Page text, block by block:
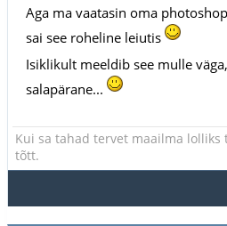
Aga ma vaatasin oma
sai see roheline leiutis
Isiklikult meeldib see mulle
salapärane...
Kui sa tahad tervet maailma lolliks
tõtt.